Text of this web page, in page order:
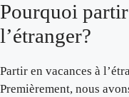
Pourquoi
l’étranger?
Partir en vacances à
Premièrement, nous